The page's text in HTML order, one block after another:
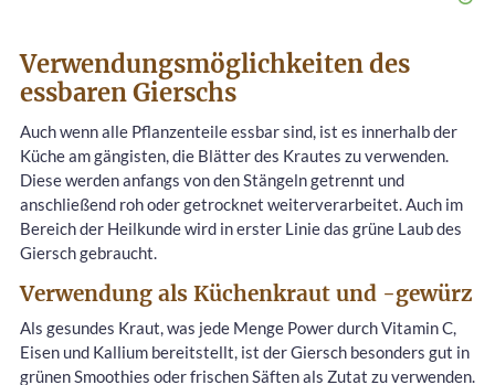
Verwendungsmöglichkeiten des
essbaren Gierschs
Auch wenn alle Pflanzenteile essbar sind, ist es innerhalb der
Küche am gängisten, die Blätter des Krautes zu verwenden.
Diese werden anfangs von den Stängeln getrennt und
anschließend roh oder getrocknet weiterverarbeitet. Auch im
Bereich der Heilkunde wird in erster Linie das grüne Laub des
Giersch gebraucht.
Verwendung als Küchenkraut und -gewürz
Als gesundes Kraut, was jede Menge Power durch Vitamin C,
Eisen und Kallium bereitstellt, ist der Giersch besonders gut in
grünen Smoothies oder frischen Säften als Zutat zu verwenden.